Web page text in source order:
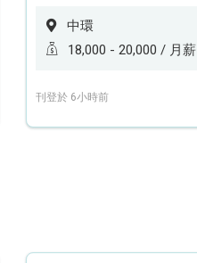
中環
18,000 - 20,000 / 月薪
刊登於 6小時前